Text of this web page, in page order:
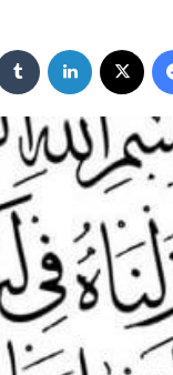
فيسبوك لينكدإن